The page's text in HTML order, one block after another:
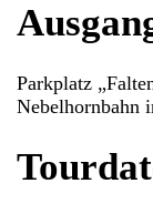
Parkplatz
Nebelhornbahn